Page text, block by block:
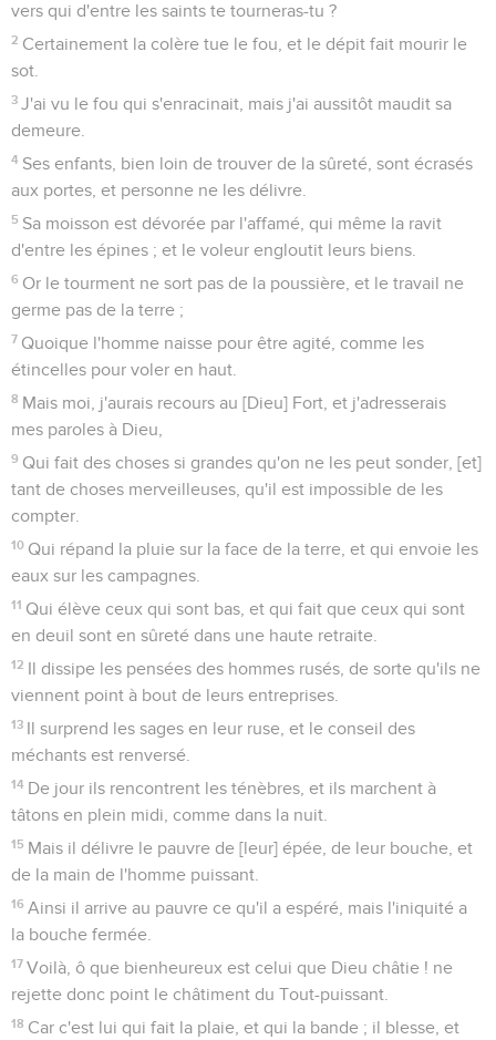
vers qui d'entre les saints te tourneras-tu ?
2 Certainement la colère tue le fou, et le dépit fait mourir le
sot.
3 J'ai vu le fou qui s'enracinait, mais j'ai aussitôt maudit sa
demeure.
4 Ses enfants, bien loin de trouver de la sûreté, sont écrasés
aux portes, et personne ne les délivre.
5 Sa moisson est dévorée par l'affamé, qui même la ravit
d'entre les épines ; et le voleur engloutit leurs biens.
6 Or le tourment ne sort pas de la poussière, et le travail ne
germe pas de la terre ;
7 Quoique l'homme naisse pour être agité, comme les
étincelles pour voler en haut.
8 Mais moi, j'aurais recours au [Dieu] Fort, et j'adresserais
mes paroles à Dieu,
9 Qui fait des choses si grandes qu'on ne les peut sonder, [et]
tant de choses merveilleuses, qu'il est impossible de les
compter.
10 Qui répand la pluie sur la face de la terre, et qui envoie les
eaux sur les campagnes.
11 Qui élève ceux qui sont bas, et qui fait que ceux qui sont
en deuil sont en sûreté dans une haute retraite.
12 Il dissipe les pensées des hommes rusés, de sorte qu'ils ne
viennent point à bout de leurs entreprises.
13 Il surprend les sages en leur ruse, et le conseil des
méchants est renversé.
14 De jour ils rencontrent les ténèbres, et ils marchent à
tâtons en plein midi, comme dans la nuit.
15 Mais il délivre le pauvre de [leur] épée, de leur bouche, et
de la main de l'homme puissant.
16 Ainsi il arrive au pauvre ce qu'il a espéré, mais l'iniquité a
la bouche fermée.
17 Voilà, ô que bienheureux est celui que Dieu châtie ! ne
rejette donc point le châtiment du Tout-puissant.
18 Car c'est lui qui fait la plaie, et qui la bande ; il blesse, et